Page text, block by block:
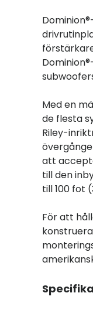
Med en
de flesta
Riley-
att
till den
till 100 fot
För att